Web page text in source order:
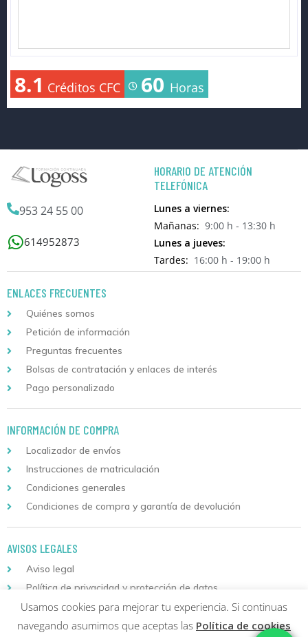
8.1 Créditos CFC 60 Horas
953 24 55 00
614952873
HORARIO DE ATENCIÓN
TELEFÓNICA
Lunes a viernes:
Mañanas: 9:00 h - 13:30 h
Lunes a jueves:
Tardes: 16:00 h - 19:00 h
ENLACES FRECUENTES
Quiénes somos
Petición de información
Preguntas frecuentes
Bolsas de contratación y enlaces de interés
Pago personalizado
INFORMACIÓN DE COMPRA
Localizador de envíos
Instrucciones de matriculación
Condiciones generales
Condiciones de compra y garantía de devolución
AVISOS LEGALES
Aviso legal
Política de privacidad y protección de datos
Política de cookies
Usamos cookies para mejorar tu experiencia. Si continuas
navegando asumimos que aceptas las Política de cookies